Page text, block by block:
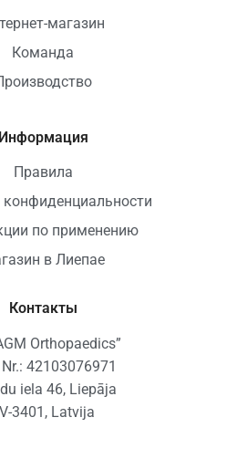
магазин
Команда
Информация
Правила
по применению
в Лиепае
Контакты
Orthopaedics”
Nr.: 42103076971
iela 46, Liepāja
3401, Latvija